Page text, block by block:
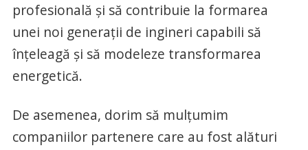
profesională și să contribuie la formarea
unei noi generații de ingineri capabili să
înțeleagă și să modeleze transformarea
energetică.
De asemenea, dorim să mulțumim
companiilor partenere care au fost alături